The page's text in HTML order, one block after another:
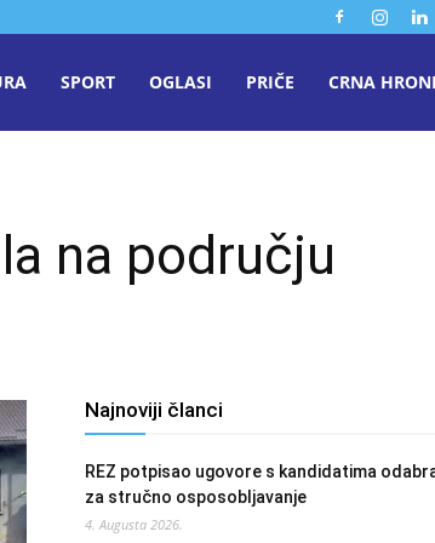
SPORT OGLASI PRIČE CRNA
na području
Najnoviji članci
REZ potpisao ugovore s kandidatima
za stručno osposobljavanje
4. Augusta 2026.